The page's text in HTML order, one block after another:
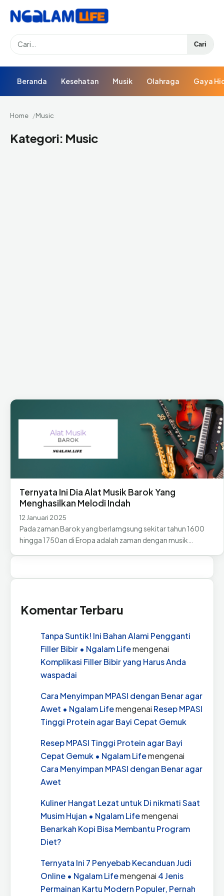
Search Cari
Beranda Kesehatan Musik Olahraga Gaya
Home Music
Kategori: Music
Ternyata Ini Dia Alat Musik Barok Yang
Menghasilkan Melodi Indah
12 Januari 2025
Pada zaman Barok yang berlamgsung sekitar tahun 1600
hingga 1750an di Eropa adalah zaman dengan musik…
Komentar Terbaru
Tanpa Suntik! Ini Bahan Alami Pengganti
Filler Bibir • Ngalam Lifemengenai
Komplikasi Filler Bibir yang Harus Anda
waspadai
Cara Menyimpan MPASI dengan Benar agar
Awet • Ngalam Lifemengenai Resep MPASI
Tinggi Protein agar Bayi Cepat Gemuk
Resep MPASI Tinggi Protein agar Bayi
Cepat Gemuk • Ngalam Lifemengenai
Cara Menyimpan MPASI dengan Benar agar
Awet
Kuliner Hangat Lezat untuk Di nikmati Saat
Musim Hujan • Ngalam Lifemengenai
Benarkah Kopi Bisa Membantu Program
Diet?
Ternyata Ini 7 Penyebab Kecanduan Judi
Online • Ngalam Lifemengenai 4 Jenis
Permainan Kartu Modern Populer, Pernah